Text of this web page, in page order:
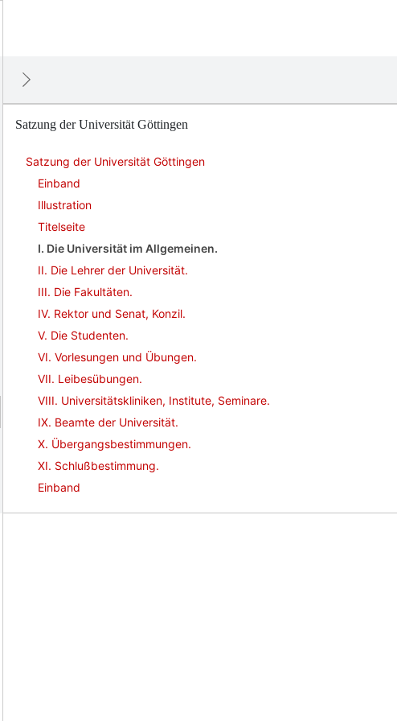
Satzung der Universität Göttingen
Satzung der Universität Göttingen
Einband
Illustration
Titelseite
I. Die Universität im Allgemeinen.
II. Die Lehrer der Universität.
III. Die Fakultäten.
IV. Rektor und Senat, Konzil.
V. Die Studenten.
VI. Vorlesungen und Übungen.
VII. Leibesübungen.
VIII. Universitätskliniken, Institute, Seminare.
IX. Beamte der Universität.
X. Übergangsbestimmungen.
XI. Schlußbestimmung.
Einband